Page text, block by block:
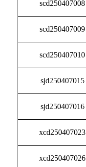
scd250407008
scd250407009
scd250407010
sjd250407015
sjd250407016
xcd250407023
xcd250407026